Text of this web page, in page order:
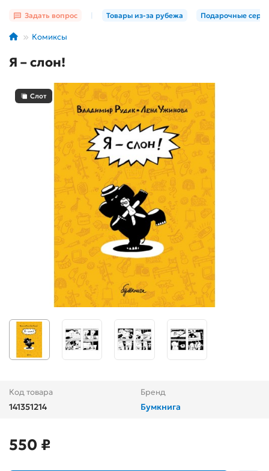
Задать вопрос Товары из-за рубежа Подарочные
Комиксы
Я – слон!
Слот
Код товара
141351214
Бренд
Бумкнига
550 ₽